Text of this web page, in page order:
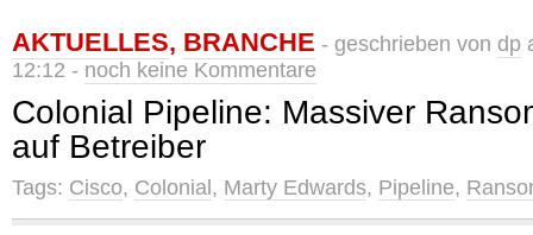
AKTUELLES, BRANCHE - geschrieben von dp
12:12 - noch keine Kommentare
Colonial Pipeline: Massiver
auf Betreiber
Tags: Cisco, Colonial , Marty Edwards, Pipeline,